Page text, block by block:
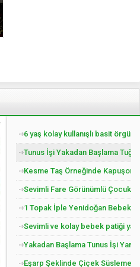
6 yaş kolay kullanışlı basit örgü
Tunus İşi Yakadan Başlama
Kesme Taş Örneğinde
Sevimli Fare Görünümlü Çocuk
1 Topak İple Yenidoğan Bebek
Sevimli ve kolay bebek patiği
Yakadan Başlama Tunus İşi
Eşarp Şeklinde Çiçek Süslemeli